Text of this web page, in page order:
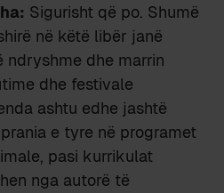
Sigurisht që po. Shumë
në këtë libër janë
dhe marrin
dhe festivale
ashtu edhe jashtë
e tyre në programet
pasi kurrikulat
nga autorë të